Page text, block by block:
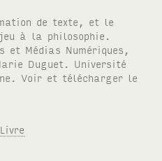
de texte, et le
à la philosophie.
Médias Numériques,
Duguet. Université
Voir et télécharger le